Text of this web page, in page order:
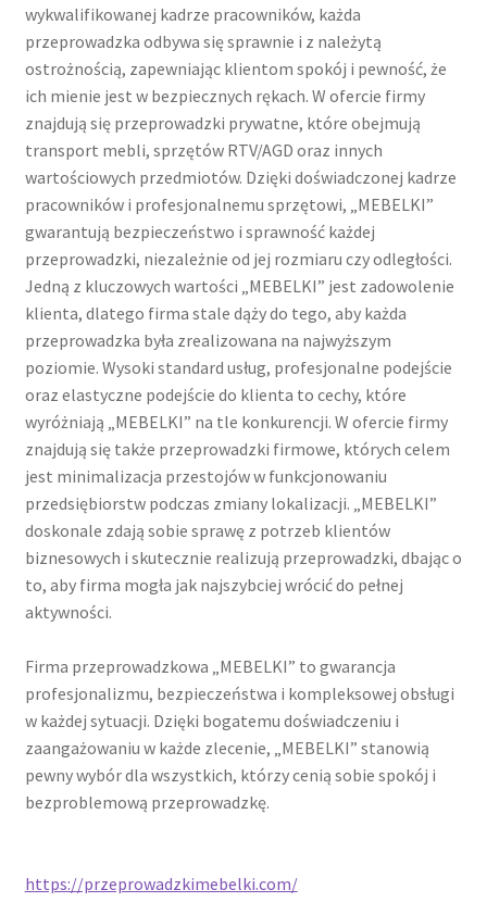
wykwalifikowanej kadrze pracowników, każda
przeprowadzka odbywa się sprawnie i z należytą
ostrożnością, zapewniając klientom spokój i pewność, że
ich mienie jest w bezpiecznych rękach. W ofercie firmy
znajdują się przeprowadzki prywatne, które obejmują
transport mebli, sprzętów RTV/AGD oraz innych
wartościowych przedmiotów. Dzięki doświadczonej kadrze
pracowników i profesjonalnemu sprzętowi, „MEBELKI”
gwarantują bezpieczeństwo i sprawność każdej
przeprowadzki, niezależnie od jej rozmiaru czy odległości.
Jedną z kluczowych wartości „MEBELKI” jest zadowolenie
klienta, dlatego firma stale dąży do tego, aby każda
przeprowadzka była zrealizowana na najwyższym
poziomie. Wysoki standard usług, profesjonalne podejście
oraz elastyczne podejście do klienta to cechy, które
wyróżniają „MEBELKI” na tle konkurencji. W ofercie firmy
znajdują się także przeprowadzki firmowe, których celem
jest minimalizacja przestojów w funkcjonowaniu
przedsiębiorstw podczas zmiany lokalizacji. „MEBELKI”
doskonale zdają sobie sprawę z potrzeb klientów
biznesowych i skutecznie realizują przeprowadzki, dbając o
to, aby firma mogła jak najszybciej wrócić do pełnej
aktywności.
Firma przeprowadzkowa „MEBELKI” to gwarancja
profesjonalizmu, bezpieczeństwa i kompleksowej obsługi
w każdej sytuacji. Dzięki bogatemu doświadczeniu i
zaangażowaniu w każde zlecenie, „MEBELKI” stanowią
pewny wybór dla wszystkich, którzy cenią sobie spokój i
bezproblemową przeprowadzkę.
https://przeprowadzkimebelki.com/